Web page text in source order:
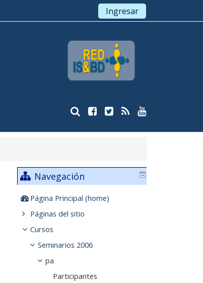
Ingresar
Navegación
Página Principal (home)
Páginas del sitio
Cursos
Seminarios 2006
pa
Participantes